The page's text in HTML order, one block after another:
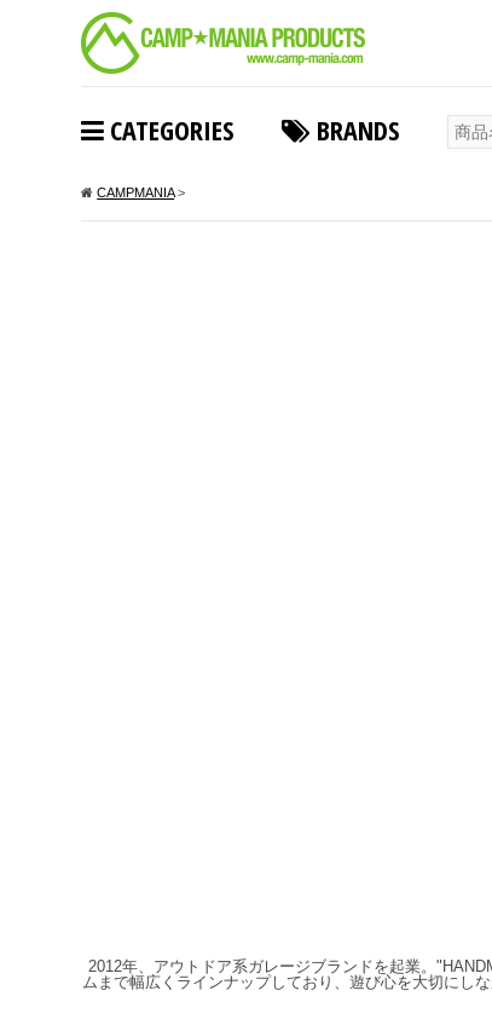
CATEGORIES BRANDS
CAMPMANIA>
2012年、アウトドア系ガレージブランドを起業。
ムまで幅広くラインナップしており、遊び心を大切にし